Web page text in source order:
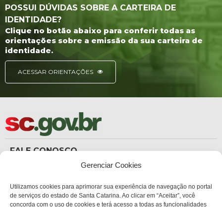
Gerenciar Cookies
Utilizamos cookies para aprimorar sua experiência de navegação no portal
de serviços do estado de Santa Catarina. Ao clicar em “Aceitar”, você
concorda com o uso de cookies e terá acesso a todas as funcionalidades
POSSUI DÚVIDAS SOBRE A CARTEIRA DE
IDENTIDADE?
Clique no botão abaixo para conferir todas as
orientações sobre a emissão da sua carteira de
identidade.
ACESSAR ORIENTAÇÕES
FALE CONOSCO
Carteira de Identidade
Ouvidoria
ouvidoria.sc.gov.br